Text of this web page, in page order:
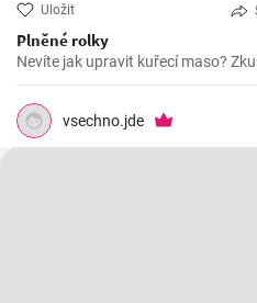
Uložit
Plněné rolky
Nevíte jak upravit kuřecí maso?
vsechno.jde